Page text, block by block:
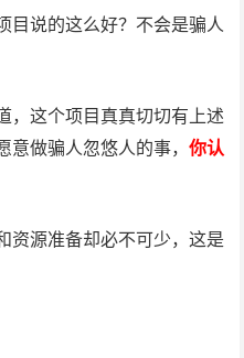
目说的这么好？不会是骗人
，这个项目真真切切有上述
意做骗人忽悠人的事，你认
资源准备却必不可少，这是